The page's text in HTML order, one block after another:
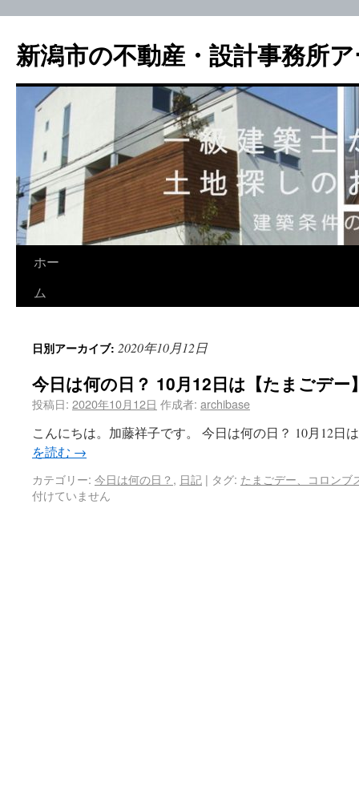
新潟市の不動産・設計事務所
ホー
ム
日別アーカイブ: 2020年10月12日
今日は何の日？ 10月12日は【たまごデー
投稿日: 2020年10月12日 作成者: archibase
こんにちは。加藤祥子です。 今日は何の日？ 10月12
を読む →
カテゴリー: 今日は何の日？ , 日記 | タグ: たまごデー、コロンブ
付けていません